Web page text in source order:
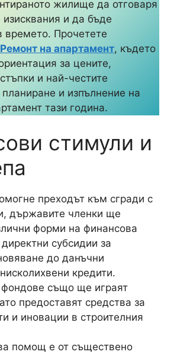
жилище да отговаря
изисквания и да бъде
времето. Прочетете
Ремонт на апартамент, където
за цените,
и най-честите
и изпълнение на
тази година.
стимули и
преходът към сгради с
държавите членки ще
форми на финансова
субсидии за
до данъчни
кредити.
фондове също ще играят
предоставят средства за
и иновации в строителния
помощ е от съществено